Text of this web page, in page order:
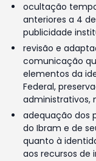
ocultação
anteriores a 4
publicidade
revisão e
comunicação
elementos da
Federal,
administrativos,
adequação dos
do Ibram e de
quanto à
aos recursos de